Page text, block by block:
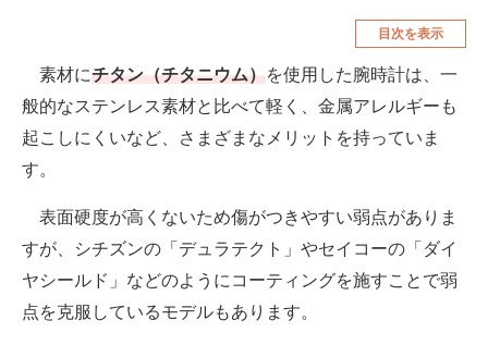
食器・グラス・カトラリー
ITの今と未来を見通す
スマホと通信の最新トレンド
目次を表示
素材にチタン（チタニウム）を使用した腕時計は、一
般的なステンレス素材と比べて軽く、金属アレルギーも
起こしにくいなど、さまざまなメリットを持っていま
す。
表面硬度が高くないため傷がつきやすい弱点がありま
すが、シチズンの「デュラテクト」やセイコーの「ダイ
ヤシールド」などのようにコーティングを施すことで弱
点を克服しているモデルもあります。